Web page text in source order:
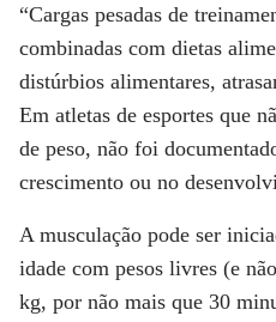
“Cargas pesadas de
combinadas com dietas
distúrbios alimentares,
Em atletas de esportes que
de peso, não foi
crescimento ou no
A musculação pode ser
idade com pesos livres (e
kg, por não mais que 30